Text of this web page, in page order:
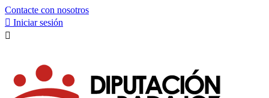
Contacte con nosotros
 Iniciar sesión
